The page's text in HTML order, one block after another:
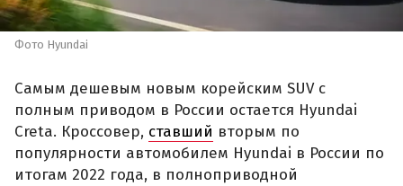
Фото Hyundai
Самым дешевым новым корейским SUV с
полным приводом в России остается Hyundai
Creta. Кроссовер, ставший вторым по
популярности автомобилем Hyundai в России по
итогам 2022 года, в полноприводной